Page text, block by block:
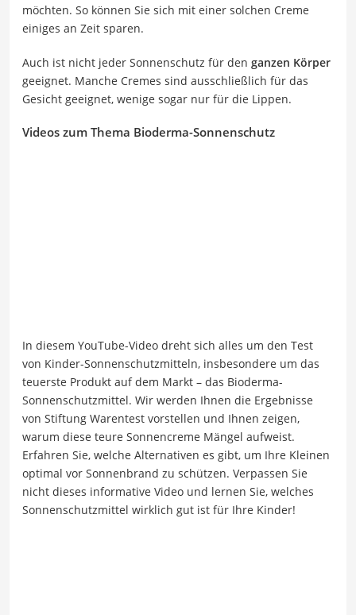
möchten. So können Sie sich mit einer solchen Creme
einiges an Zeit sparen.
Auch ist nicht jeder Sonnenschutz für den ganzen Körper
geeignet. Manche Cremes sind ausschließlich für das
Gesicht geeignet, wenige sogar nur für die Lippen.
Videos zum Thema Bioderma-Sonnenschutz
In diesem YouTube-Video dreht sich alles um den Test
von Kinder-Sonnenschutzmitteln, insbesondere um das
teuerste Produkt auf dem Markt – das Bioderma-
Sonnenschutzmittel. Wir werden Ihnen die Ergebnisse
von Stiftung Warentest vorstellen und Ihnen zeigen,
warum diese teure Sonnencreme Mängel aufweist.
Erfahren Sie, welche Alternativen es gibt, um Ihre Kleinen
optimal vor Sonnenbrand zu schützen. Verpassen Sie
nicht dieses informative Video und lernen Sie, welches
Sonnenschutzmittel wirklich gut ist für Ihre Kinder!